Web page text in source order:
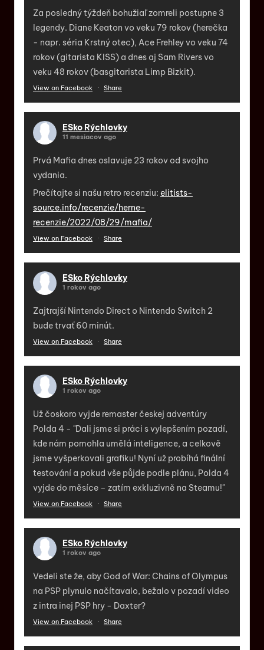
Za posledný týždeň bohužiaľ zomreli postupne 3
legendy. Diane Keaton vo veku 79 rokov (herečka
- napr. séria Krstný otec), Ace Frehley vo veku 74
rokov (gitarista KISS) a dnes aj Sam Rivers vo
veku 48 rokov (basgitarista Limp Bizkit).
View on Facebook · Share
ESko Rýchlovky
11 mesiacov ago
Prvá Mafia dnes oslavuje 23 rokov od svojho
vydania.
Prečítajte si našu retro recenziu: elitists-
source.info/recenzie/herne-
recenzie/2022/08/29/mafia/
View on Facebook · Share
ESko Rýchlovky
1 rokov ago
Zajtrajší Nintendo Direct o Nintendo Switch 2
bude trvať 60 minút.
View on Facebook · Share
ESko Rýchlovky
1 rokov ago
Už čoskoro vyjde remaster českej adventúry
Polda 4 - "Dali jsme si práci s vylepšením pozadí,
kde nám pomohla umělá inteligence, a celkově
jsme vyšperkovali grafiku! Nyní už probíhá finální
testování a pokud vše půjde podle plánu, Polda 4
vyjde do měsíce – zatím exkluzivně na Steamu!"
View on Facebook · Share
ESko Rýchlovky
1 rokov ago
Vedeli ste že, aby God of War: Chains of Olympus
na PSP plynulo načítavalo, bežalo v pozadí video
z intra inej PSP hry - Daxter?
View on Facebook · Share